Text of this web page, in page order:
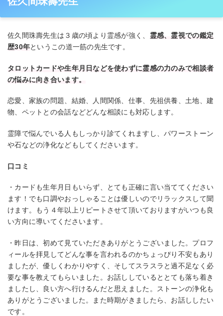
佐久間珠壽先生は３歳の頃より霊感が強く、 霊感、霊視での鑑定
歴30年というこの道一筋の先生です。
タロットカードや生年月日などを使わずに霊感の力のみで相談者
の悩みに向き合います。
恋愛、家族の問題、結婚、人間関係、仕事、先祖供養、土地、建
物、ペットとの会話などどんな相談にも対応します。
霊障で悩んでいる人もしっかり診てくれますし、パワーストーン
や石などの浄化などもしてくださいます。
口コミ
・カードも生年月日もいらず、とても正確に言い当ててください
ます！でも口調やおっしゃることは優しいのでリラックスして聞
けます。もう４年以上リピートさせて頂いておりますがいつも良
い方向に導いてくださいます。
・昨日は、初めて見ていただきありがとうございました。プロフ
ィールを拝見してどんな事を言われるのかちょっぴり不安もあり
ましたが、優しくわかりやすく、そしてスラスラと過不足なく必
要な事を教えてもらいました。お話ししているととても落ち着き
ましたし、良い方へ行けるんだと思えました。ストーンの浄化も
ありがとうございました。また時期がきましたら、お話ししたい
です。